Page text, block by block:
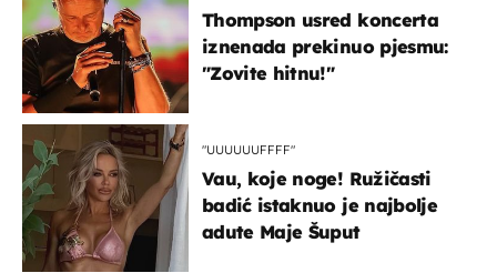
Thompson usred koncerta
iznenada prekinuo pjesmu:
"Zovite hitnu!"
"UUUUUUFFFF"
Vau, koje noge! Ružičasti
badić istaknuo je najbolje
adute Maje Šuput